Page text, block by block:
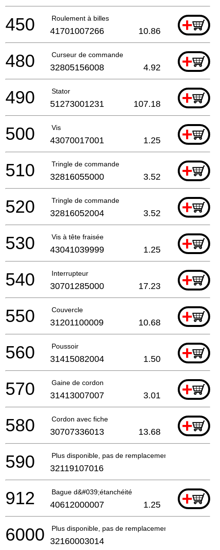
Roulement à billes +
450 41701007266 10.86
Curseur de commande +
480 32805156008 4.92
Stator +
490 51273001231 107.18
Vis +
500 43070017001 1.25
Tringle de commande +
510 32816055000 3.52
Tringle de commande +
520 32816052004 3.52
Vis à tête fraisée +
530 43041039999 1.25
Interrupteur +
540 30701285000 17.23
Couvercle +
550 31201100009 10.68
Poussoir +
560 31415082004 1.50
Gaine de cordon +
570 31413007007 3.01
Cordon avec fiche +
580 30707336013 13.68
Plus disponible, pas de remplacement
590 32119107016
Bague d&#039;étanchéité +
912 40612000007 1.25
Plus disponible, pas de remplacement
6000 32160003014